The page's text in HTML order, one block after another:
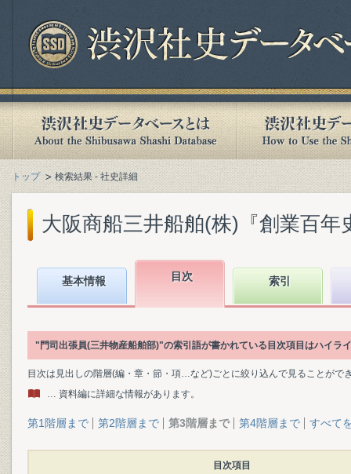
トップ 検索結果 - 社史詳細
大阪商船三井船舶(株)『創業百年
基本情報 目次 索引
"門司出張員(三井物産船舶部)"の索引語が書かれている目次項目はハイラ
目次は見出しの階層(編・章・節・項…など)ごとに絞り込んで見ることがで
… 資料編に詳細な情報があります。
第1階層まで 第2階層まで 第3階層まで 第4階層まで すべて
目次項目